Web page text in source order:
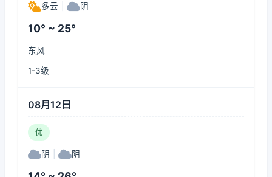
多云 阴
10° ~ 25°
东风
1-3级
08月12日
优
阴 阴